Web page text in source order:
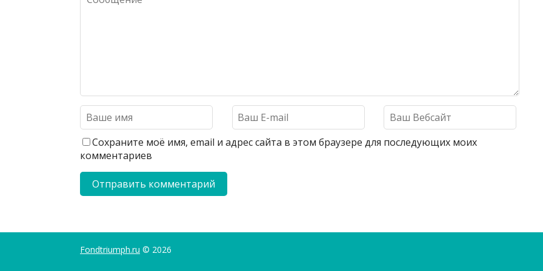
Сохраните моё имя, email и адрес сайта в этом браузере для последующих моих
комментариев
Fondtriumph.ru © 2026